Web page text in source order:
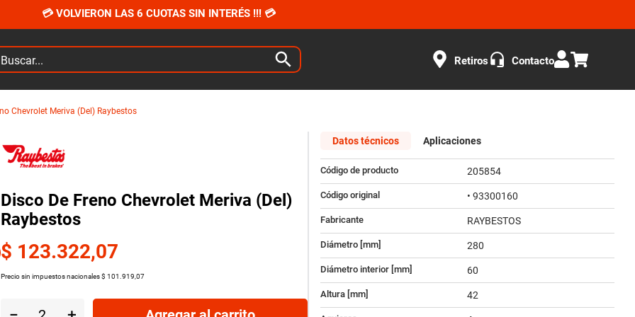
💳 VOLVIERON LAS 6 CUOTAS SIN INTERÉS !!! 💳
Retiros Contacto
Chevrolet Meriva (Del) Raybestos
Disco De Freno Chevrolet Meriva (Del)
Raybestos
$ 123.322,07
Precio sin impuestos nacionales$ 101 919 07
Datos técnicos Aplicaciones
Código de producto 205854
Código original • 93300160
Fabricante RAYBESTOS
Diámetro [mm] 280
Diámetro interior [mm] 60
Altura [mm] 42